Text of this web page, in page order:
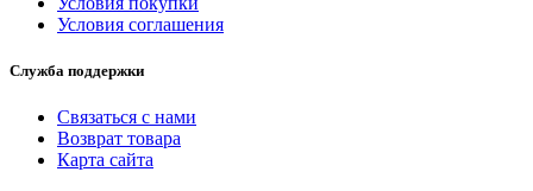
Условия соглашения
Служба поддержки
Связаться с нами
Возврат товара
Карта сайта